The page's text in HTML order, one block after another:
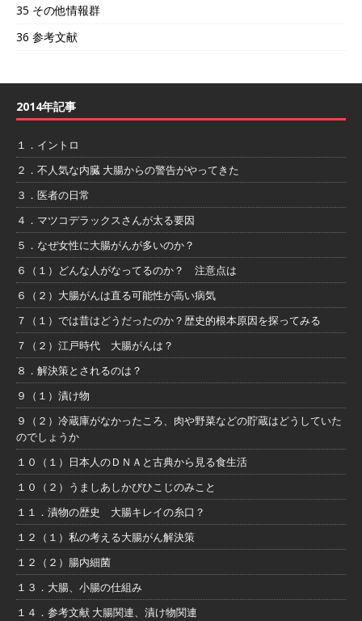
35 その他情報群
36 参考文献
2014年記事
１．イントロ
２．不人気な内臓 大腸からの警告がやってきた
３．医者の日常
４．マツコデラックスさんが太る要因
５．なぜ女性に大腸がんが多いのか？
６（１）どんな人がなってるのか？ 注意点は
６（２）大腸がんは直る可能性が高い病気
７（１）では昔はどうだったのか？歴史的根本原因を探ってみる
７（２）江戸時代 大腸がんは？
８．解決策とされるのは？
９（１）漬け物
９（２）冷蔵庫がなかったころ、肉や野菜などの貯蔵はどうしていた
のでしょうか
１０（１）日本人のＤＮＡと古典から見る食生活
１０（２）うましあしかびひこじのみこと
１１．漬物の歴史 大腸キレイの糸口？
１２（１）私の考える大腸がん解決策
１２（２）腸内細菌
１３．大腸、小腸の仕組み
１４．参考文献 大腸関連、漬け物関連